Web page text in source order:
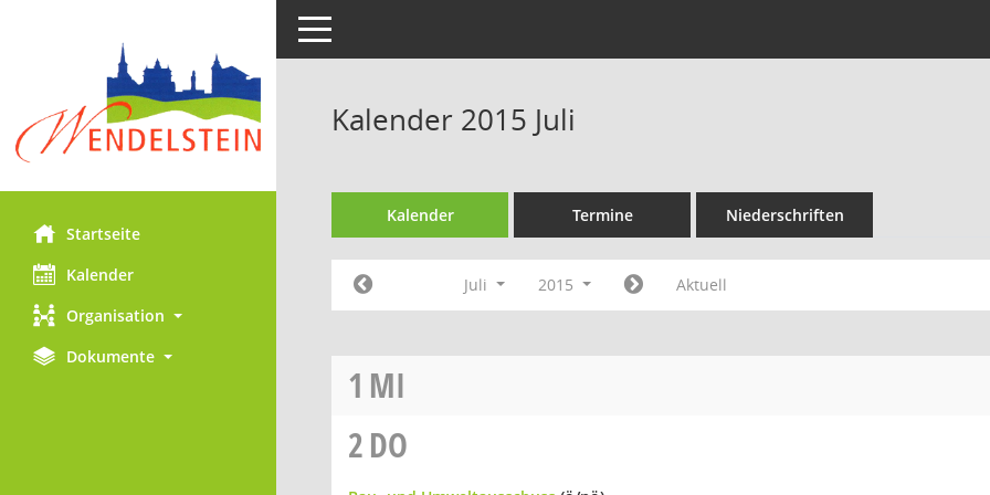
Startseite
Kalender
Organisation
Dokumente
Toggle navigation
Kalender 2015 Juli
Kalender Termine Niederschriften
Juli 2015 Aktuell
1 MI
2DO